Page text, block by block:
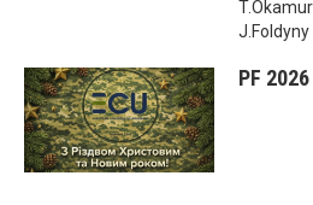
J.Foldyny
PF 2026